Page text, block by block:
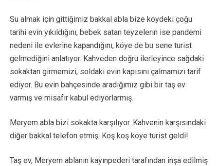
Su almak için gittiğimiz bakkal abla bize köydeki çoğu
tarihi evin yıkıldığını, bebek satan teyzelerin ise pandemi
nedeni ile evlerine kapandığını, köye de bu sene turist
gelmediğini anlatıyor. Kahveden doğru ilerleyince sağdaki
sokaktan girmemizi, soldaki evin kapısını çalmamızı tarif
ediyor. Bu evin bahçesinde aradığımız gibi bir taş ev
varmış ve misafir kabul ediyorlarmış.
Meryem abla bizi sokakta karşılıyor. Kahvenin karşısındaki
diğer bakkal telefon etmiş: Koş koş köye turist geldi!
Taş ev, Meryem ablanın kayınpederi tarafından inşa edilmiş